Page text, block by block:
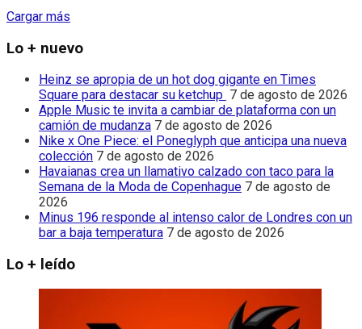
Cargar más
Lo + nuevo
Heinz se apropia de un hot dog gigante en Times
Square para destacar su ketchup 7 de agosto de 2026
Apple Music te invita a cambiar de plataforma con un
camión de mudanza 7 de agosto de 2026
Nike x One Piece: el Poneglyph que anticipa una nueva
colección 7 de agosto de 2026
Havaianas crea un llamativo calzado con taco para la
Semana de la Moda de Copenhague 7 de agosto de
2026
Minus 196 responde al intenso calor de Londres con un
bar a baja temperatura 7 de agosto de 2026
Lo + leído